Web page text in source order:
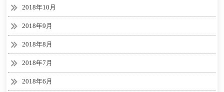
2018年10月
2018年9月
2018年8月
2018年7月
2018年6月